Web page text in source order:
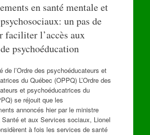
en santé mentale et
un pas de
faciliter l’accès aux
psychoéducation
de l’Ordre des psychoéducateurs et
du Québec (OPPQ) L’Ordre des
et psychoéducatrices du
se réjouit que les
annoncés hier par le ministre
Santé et aux Services sociaux, Lionel
à fois les services de santé